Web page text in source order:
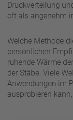
Druckverteilung
oft als angenehm
Welche Methode
persönlichen
ruhende Wärme
der Stäbe. Viele
Anwendungen im
ausprobieren